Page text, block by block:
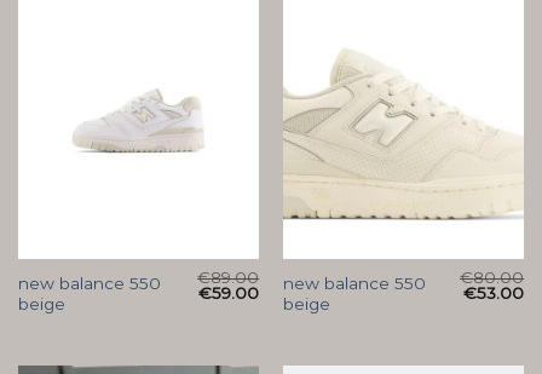
new balance 550
beige
€89.00
€59.00
new balance 550
beige
€80.00
€53.00